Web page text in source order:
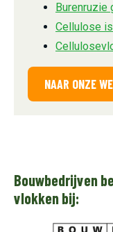
Cellulose
NAAR ONZE
Bouwbedrijven
vlokken bij: